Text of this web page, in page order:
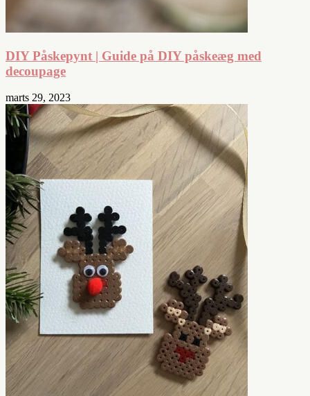
DIY Påskepynt | Guide på DIY påskeæg med
decoupage
marts 29, 2023